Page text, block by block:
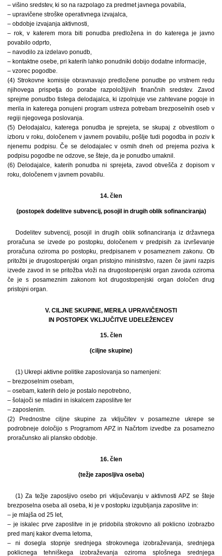
– višino sredstev, ki so na razpolago za predmet javnega povabila,
– upravičene stroške operativnega izvajalca,
– obdobje izvajanja aktivnosti,
– rok, v katerem mora biti ponudba predložena in do katerega je javno
povabilo odprto,
– navodilo za izdelavo ponudb,
– kontaktne osebe, pri katerih lahko ponudniki dobijo dodatne informacije,
– vzorec pogodbe.
(4) Strokovne komisije obravnavajo predložene ponudbe po vrstnem redu
njihovega prispetja do porabe razpoložljivih finančnih sredstev. Zavod
sprejme ponudbo tistega delodajalca, ki izpolnjuje vse zahtevane pogoje in
merila in katerega ponujeni program ustreza potrebam brezposelnih oseb v
regiji njegovega poslovanja.
(5) Delodajalcu, katerega ponudba je sprejeta, se skupaj z obvestilom o
izboru v roku, določenem v javnem povabilu, pošlje tudi pogodba in poziv k
njenemu podpisu. Če se delodajalec v osmih dneh od prejema poziva k
podpisu pogodbe ne odzove, se šteje, da je ponudbo umaknil.
(6) Delodajalce, katerih ponudba ni sprejeta, zavod obvešča z dopisom v
roku, določenem v javnem povabilu.
14. člen
(postopek dodelitve subvencij, posojil in drugih oblik sofinanciranja)
Dodelitev subvencij, posojil in drugih oblik sofinanciranja iz državnega
proračuna se izvede po postopku, določenem v predpisih za izvrševanje
proračuna oziroma po postopku, predpisanem v posameznem zakonu. Ob
pritožbi je drugostopenjski organ pristojno ministrstvo, razen če javni razpis
izvede zavod in se pritožba vloži na drugostopenjski organ zavoda oziroma
če je s posameznim zakonom kot drugostopenjski organ določen drug
pristojni organ.
V. CILJNE SKUPINE, MERILA UPRAVIČENOSTI
IN POSTOPEK VKLJUČITVE UDELEŽENCEV
15. člen
(ciljne skupine)
(1) Ukrepi aktivne politike zaposlovanja so namenjeni:
– brezposelnim osebam,
– osebam, katerih delo je postalo nepotrebno,
– šolajoči se mladini in iskalcem zaposlitve ter
– zaposlenim.
(2) Prednostne ciljne skupine za vključitev v posamezne ukrepe se
podrobneje določijo s Programom APZ in Načrtom izvedbe za posamezno
proračunsko ali plansko obdobje.
16. člen
(težje zaposljiva oseba)
(1) Za težje zaposljivo osebo pri vključevanju v aktivnosti APZ se šteje
brezposelna oseba ali oseba, ki je v postopku izgubljanja zaposlitve in:
– je mlajša od 25 let,
– je iskalec prve zaposlitve in je pridobila strokovno ali poklicno izobrazbo
pred manj kakor dvema letoma,
– ni dosegla stopnje srednjega strokovnega izobraževanja, srednjega
poklicnega tehniškega izobraževanja oziroma splošnega srednjega